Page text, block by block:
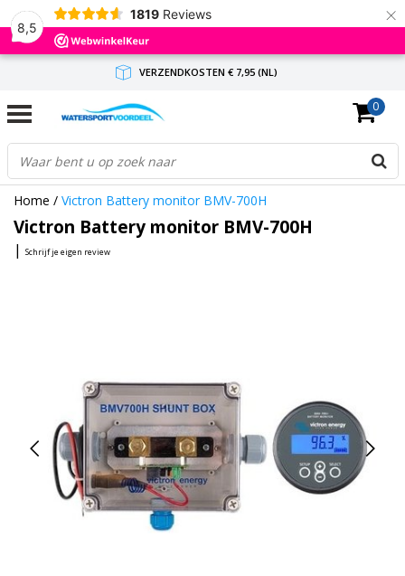
8,5
1819 Reviews ×
VERZENDKOSTEN € 7,95 (NL)
GRATIS VERZENDING(NL) VANAF € 65,-
BINNEN 1-3 WERKDAGEN ANTWOORD
0
Home / Victron Battery monitor BMV-700H
Victron Battery monitor BMV-700H
| Schrijf je eigen review